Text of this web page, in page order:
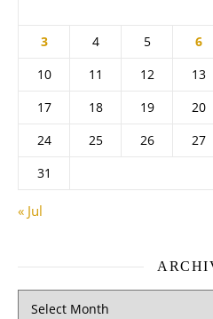
3
4 5 6
10
11 12 13
17
18 19 20
24
25 26 27
31
« Jul